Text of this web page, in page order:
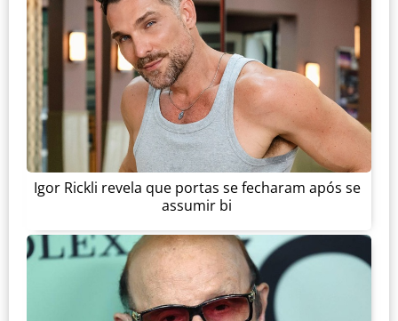
Igor Rickli revela que portas se fecharam após se
assumir bi